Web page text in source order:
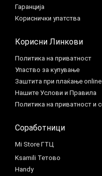
Гаранција
Кориснички упатства
Корисни Линкови
Политика на приватност
Упаство за купување
Заштита при плаќање online
Нашите Услови и Правила
Политика на приватност и
Соработници
Mi Store ГТЦ
Ksamili Тетово
Handy